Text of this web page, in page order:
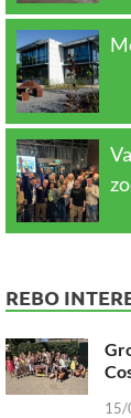
REBO
15/